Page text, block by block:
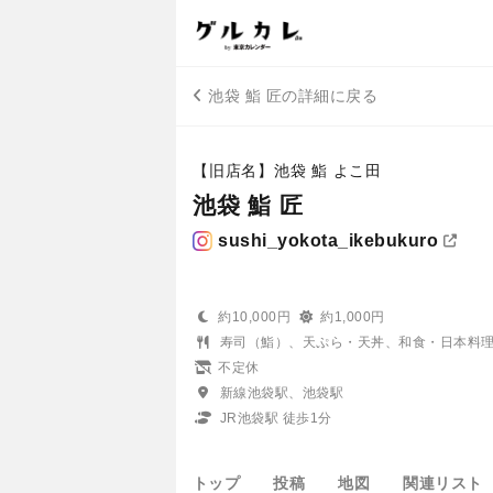
池袋 鮨 匠の詳細に戻る
【旧店名】池袋 鮨 よこ田
池袋 鮨 匠
sushi_yokota_ikebukuro
約10,000円
約1,000円
寿司（鮨）、天ぷら・天丼、和食・日本料理
不定休
新線池袋駅、池袋駅
JR池袋駅 徒歩1分
トップ 投稿 地図 関連リスト